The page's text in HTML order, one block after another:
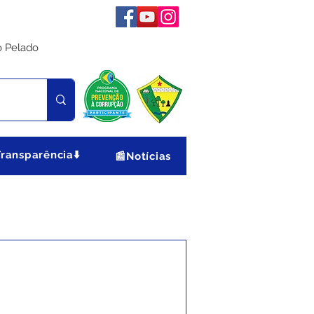
Pelado
📰Notícias